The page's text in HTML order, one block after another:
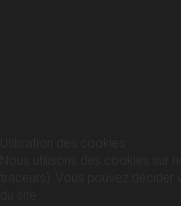
Nous utilisons des cookies sur
traceurs). Vous pouvez